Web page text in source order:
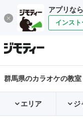
アプリな
インスト
群馬県のカラオケの教
エリア ジ